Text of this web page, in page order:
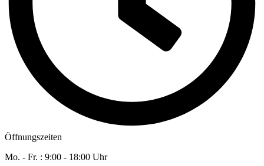
Öffnungszeiten
Mo. - Fr. : 9:00 - 18:00 Uhr